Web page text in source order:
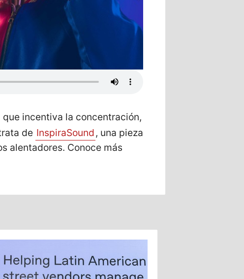
incentiva la concentración,
de InspiraSound , una pieza
alentadores. Conoce más